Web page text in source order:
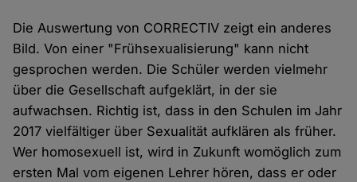
Die Auswertung von CORRECTIV zeigt ein anderes
Bild. Von einer "Frühsexualisierung" kann nicht
gesprochen werden. Die Schüler werden vielmehr
über die Gesellschaft aufgeklärt, in der sie
aufwachsen. Richtig ist, dass in den Schulen im Jahr
2017 vielfältiger über Sexualität aufklären als früher.
Wer homosexuell ist, wird in Zukunft womöglich zum
ersten Mal vom eigenen Lehrer hören, dass er oder